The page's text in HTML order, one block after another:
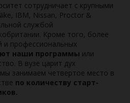
сотрудничает с крупными
IBM, Nissan, Proctor &
службой
Кроме того, более
и профессиональных
наши программы или
В вузе царит дух
занимаем четвертое место в
по количеству старт-